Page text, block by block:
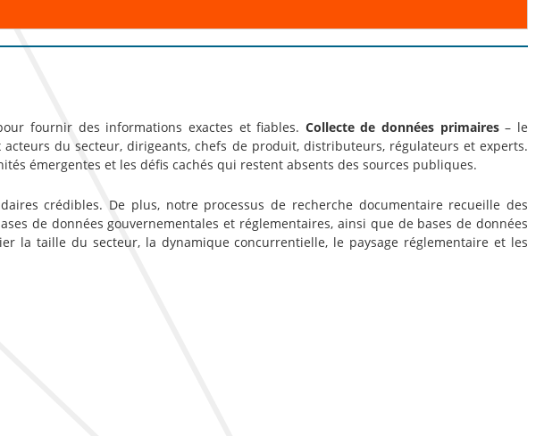
fournir des informations exactes et fiables. Collecte de données primaires– le
du secteur, dirigeants, chefs de produit, distributeurs, régulateurs et experts.
émergentes et les défis cachés qui restent absents des sources publiques.
crédibles. De plus, notre processus de recherche documentaire recueille des
de données gouvernementales et réglementaires, ainsi que de bases de données
la taille du secteur, la dynamique concurrentielle, le paysage réglementaire et les